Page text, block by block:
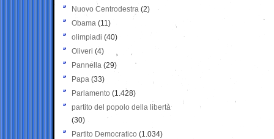
Nuovo Centrodestra (2)
Obama (11)
olimpiadi (40)
Oliveri (4)
Pannella (29)
Papa (33)
Parlamento (1.428)
partito del popolo della libertà
(30)
Partito Democratico (1.034)